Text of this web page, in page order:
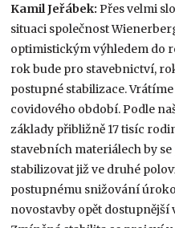
Kamil Jeřábek: Přes velmi
situaci společnost
optimistickým výhledem do
rok bude pro stavebnictví,
postupné stabilizace.
covidového období. Podle
základy přibližně 17 tisíc
stavebních materiálech by
stabilizovat již ve druhé
postupnému snižování
novostavby opět